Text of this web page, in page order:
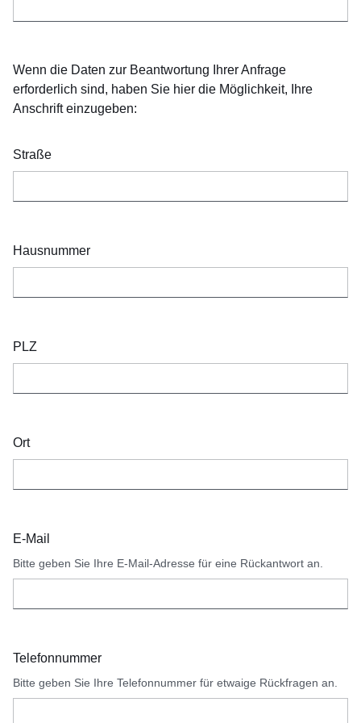
Wenn die Daten zur Beantwortung Ihrer Anfrage
erforderlich sind, haben Sie hier die Möglichkeit, Ihre
Anschrift einzugeben:
Straße
Hausnummer
PLZ
Ort
E-Mail
Bitte geben Sie Ihre E-Mail-Adresse für eine Rückantwort an.
Telefonnummer
Bitte geben Sie Ihre Telefonnummer für etwaige Rückfragen an.